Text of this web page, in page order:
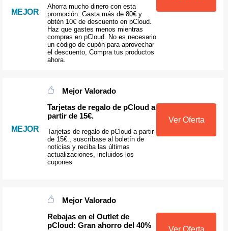
MEJOR
Ahorra mucho dinero con esta
promoción: Gasta más de 80€ y
obtén 10€ de descuento en pCloud.
Haz que gastes menos mientras
compras en pCloud. No es necesario
un código de cupón para aprovechar
el descuento, Compra tus productos
ahora.
MEJOR
Mejor Valorado
Tarjetas de regalo de pCloud a
partir de 15€.
Tarjetas de regalo de pCloud a partir
de 15€., suscríbase al boletín de
noticias y reciba las últimas
actualizaciones, incluidos los
cupones
Ver Oferta
Mejor Valorado
Rebajas en el Outlet de
pCloud: Gran ahorro del 40%